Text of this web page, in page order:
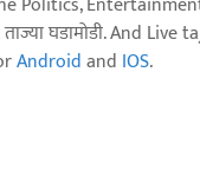
ताज्या घडामोडी. And
Androidand IOS.